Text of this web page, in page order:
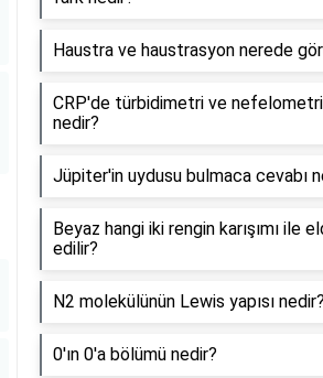
Haustra ve haustrasyon nerede
CRP'de türbidimetri ve nefelometri
nedir?
Jüpiter'in uydusu bulmaca cevabı
Beyaz hangi iki rengin karışımı ile
edilir?
N2 molekülünün Lewis yapısı nedir?
0'ın 0'a bölümü nedir?